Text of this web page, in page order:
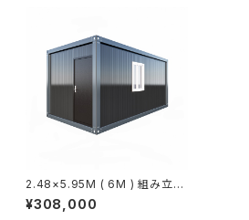
2.48×5.95M ( 6M ) 組み立て
式 ユニットハウス 黒 ブラック
約4.5坪 スーパーコンテナ プレ
¥308,000